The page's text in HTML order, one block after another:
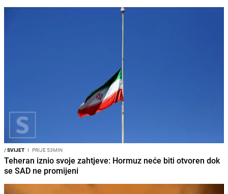
/SVIJET I PRIJE 53MIN
Teheran iznio svoje zahtjeve: Hormuz neće biti otvoren dok
se SAD ne promijeni